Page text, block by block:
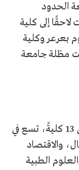
الحدود
عام 1402هـ، وتحولت لاحقًا إلى كلية
العلوم بعرعر وكلية
مظلة جامعة
يصل مجموع كليات جامعة الحدود الشمالية إلى 13 كليةً، تسع في
والاقتصاد
الطبية